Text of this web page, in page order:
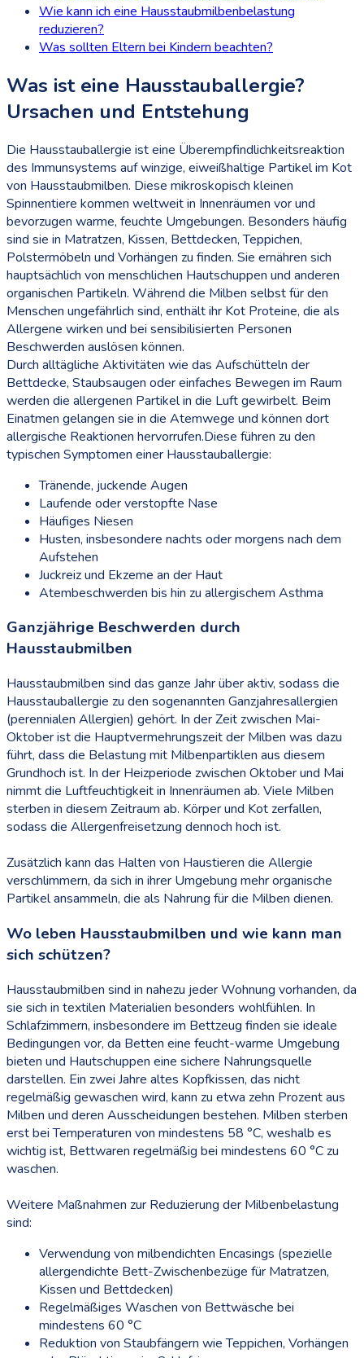
Wie kann ich eine Hausstaubmilbenbelastung
reduzieren?
Was sollten Eltern bei Kindern beachten?
Was ist eine Hausstauballergie?
Ursachen und Entstehung
Die Hausstauballergie ist eine Überempfindlichkeitsreaktion
des Immunsystems auf winzige, eiweißhaltige Partikel im Kot
von Hausstaubmilben. Diese mikroskopisch kleinen
Spinnentiere kommen weltweit in Innenräumen vor und
bevorzugen warme, feuchte Umgebungen. Besonders häufig
sind sie in Matratzen, Kissen, Bettdecken, Teppichen,
Polstermöbeln und Vorhängen zu finden. Sie ernähren sich
hauptsächlich von menschlichen Hautschuppen und anderen
organischen Partikeln. Während die Milben selbst für den
Menschen ungefährlich sind, enthält ihr Kot Proteine, die als
Allergene wirken und bei sensibilisierten Personen
Beschwerden auslösen können.
Durch alltägliche Aktivitäten wie das Aufschütteln der
Bettdecke, Staubsaugen oder einfaches Bewegen im Raum
werden die allergenen Partikel in die Luft gewirbelt. Beim
Einatmen gelangen sie in die Atemwege und können dort
allergische Reaktionen hervorrufen.Diese führen zu den
typischen Symptomen einer Hausstauballergie:
Tränende, juckende Augen
Laufende oder verstopfte Nase
Häufiges Niesen
Husten, insbesondere nachts oder morgens nach dem
Aufstehen
Juckreiz und Ekzeme an der Haut
Atembeschwerden bis hin zu allergischem Asthma
Ganzjährige Beschwerden durch
Hausstaubmilben
Hausstaubmilben sind das ganze Jahr über aktiv, sodass die
Hausstauballergie zu den sogenannten Ganzjahresallergien
(perennialen Allergien) gehört. In der Zeit zwischen Mai-
Oktober ist die Hauptvermehrungszeit der Milben was dazu
führt, dass die Belastung mit Milbenpartiklen aus diesem
Grundhoch ist. In der Heizperiode zwischen Oktober und Mai
nimmt die Luftfeuchtigkeit in Innenräumen ab. Viele Milben
sterben in diesem Zeitraum ab. Körper und Kot zerfallen,
sodass die Allergenfreisetzung dennoch hoch ist.
Zusätzlich kann das Halten von Haustieren die Allergie
verschlimmern, da sich in ihrer Umgebung mehr organische
Partikel ansammeln, die als Nahrung für die Milben dienen.
Wo leben Hausstaubmilben und wie kann man
sich schützen?
Hausstaubmilben sind in nahezu jeder Wohnung vorhanden, da
sie sich in textilen Materialien besonders wohlfühlen. In
Schlafzimmern, insbesondere im Bettzeug finden sie ideale
Bedingungen vor, da Betten eine feucht-warme Umgebung
bieten und Hautschuppen eine sichere Nahrungsquelle
darstellen. Ein zwei Jahre altes Kopfkissen, das nicht
regelmäßig gewaschen wird, kann zu etwa zehn Prozent aus
Milben und deren Ausscheidungen bestehen. Milben sterben
erst bei Temperaturen von mindestens 58 °C, weshalb es
wichtig ist, Bettwaren regelmäßig bei mindestens 60 °C zu
waschen.
Weitere Maßnahmen zur Reduzierung der Milbenbelastung
sind:
Verwendung von milbendichten Encasings (spezielle
allergendichte Bett-Zwischenbezüge für Matratzen,
Kissen und Bettdecken)
Regelmäßiges Waschen von Bettwäsche bei
mindestens 60 °C
Reduktion von Staubfängern wie Teppichen, Vorhängen